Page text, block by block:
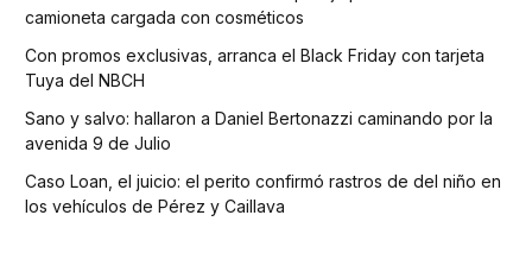
camioneta cargada con cosméticos
Con promos exclusivas, arranca el Black Friday con tarjeta
Tuya del NBCH
Sano y salvo: hallaron a Daniel Bertonazzi caminando por la
avenida 9 de Julio
Caso Loan, el juicio: el perito confirmó rastros de del niño en
los vehículos de Pérez y Caillava